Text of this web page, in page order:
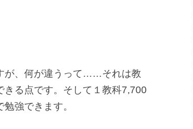
が、何が違うって……それは教
る点です。そして１教科7,700
強できます。